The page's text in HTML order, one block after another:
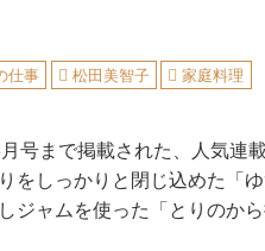
仕事 松田美智子 家庭料理
号まで掲載された、人気連
をしっかりと閉じ込めた「
ジャムを使った「とりのか